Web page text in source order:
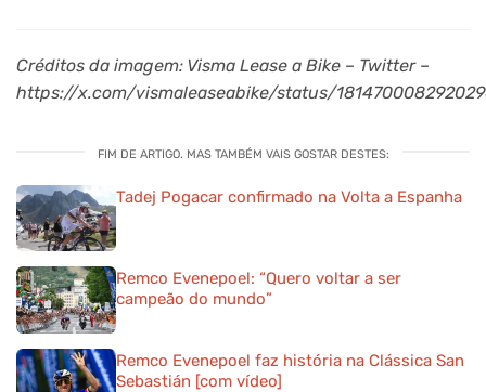
Créditos da imagem: Visma Lease a Bike – Twitter –
https://x.com/vismaleaseabike/status/
FIM DE ARTIGO. MAS TAMBÉM VAIS GOSTAR DESTES:
Tadej Pogacar confirmado na Volta a Espanha
Remco Evenepoel: “Quero voltar a ser
campeão do mundo”
Remco Evenepoel faz história na Clássica San
Sebastián [com vídeo]